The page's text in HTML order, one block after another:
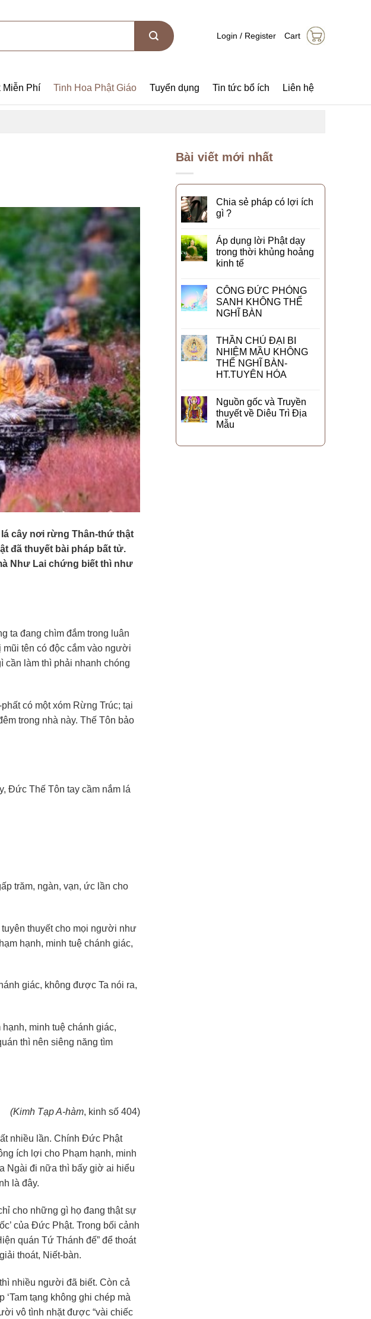
Login / Register Cart
Miễn Phí Tinh Hoa Phật Giáo Tuyển dụng Tin tức bổ ích Liên hệ
cây nơi rừng Thân-thứ thật
đã thuyết bài pháp bất tử.
Như Lai chứng biết thì như
ta đang chìm đắm trong luân
tên có độc cắm vào người
cần làm thì phải nhanh chóng
có một xóm Rừng Trúc; tại
trong nhà này. Thế Tôn bảo
Đức Thế Tôn tay cầm nắm lá
trăm, ngàn, vạn, ức lần cho
thuyết cho mọi người như
hạnh, minh tuệ chánh giác,
giác, không được Ta nói ra,
minh tuệ chánh giác,
thì nên siêng năng tìm
(Kimh Tạp A-hàm, kinh số 404)
nhiều lần. Chính Đức Phật
ích lợi cho Phạm hạnh, minh
Ngài đi nữa thì bấy giờ ai hiểu
là đây.
cho những gì họ đang thật sự
của Đức Phật. Trong bối cảnh
quán Tứ Thánh đế” để thoát
thoát, Niết-bàn.
nhiều người đã biết. Còn cả
tạng không ghi chép mà
vô tình nhặt được “vài chiếc
Bài viết mới nhất
Chia sẻ pháp có lợi ích
gì ?
Áp dụng lời Phật dạy
trong thời khủng hoảng
kinh tế
CÔNG ĐỨC PHÓNG
SANH KHÔNG THỂ
NGHĨ BÀN
THẦN CHÚ ĐẠI BI
NHIỆM MẦU KHÔNG
THỂ NGHĨ BÀN-
HT.TUYÊN HÓA
Nguồn gốc và Truyền
thuyết về Diêu Trì Địa
Mẫu